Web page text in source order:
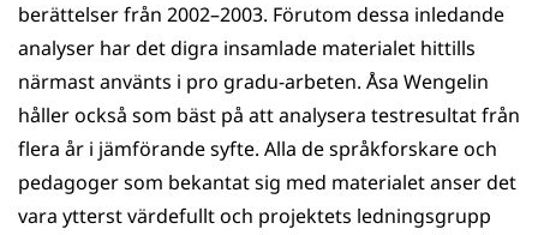
berättelser från 2002–2003. Förutom dessa inledande
analyser har det digra insamlade materialet hittills
närmast använts i pro gradu-arbeten. Åsa Wengelin
håller också som bäst på att analysera testresultat från
flera år i jämförande syfte. Alla de språkforskare och
pedagoger som bekantat sig med materialet anser det
vara ytterst värdefullt och projektets ledningsgrupp